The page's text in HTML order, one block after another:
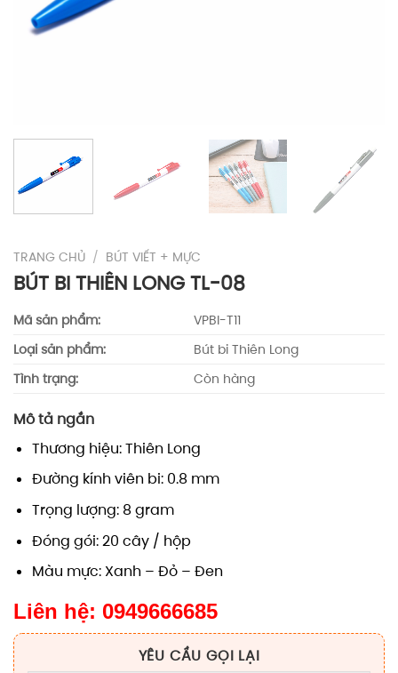
TRANG CHỦ / BÚT VIẾT + MỰC
BÚT BI THIÊN LONG TL-08
Mã sản phẩm:
VPBI-T11
Loại sản phẩm:
Bút bi Thiên Long
Tình trạng:
Còn hàng
Mô tả ngắn
Thương hiệu: Thiên Long
Đường kính viên bi: 0.8 mm
Trọng lượng: 8 gram
Đóng gói: 20 cây / hộp
Màu mực: Xanh – Đỏ – Đen
Liên hệ: 0949666685
YÊU CẦU GỌI LẠI